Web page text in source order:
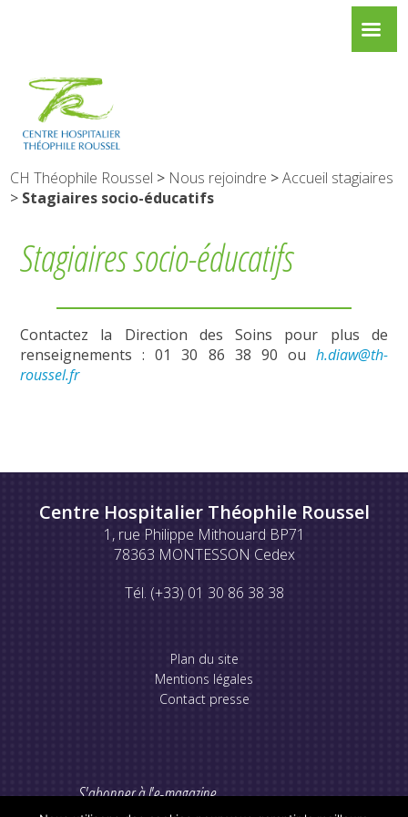
CH Théophile Roussel > Nous rejoindre >Accueil stagiaires
> Stagiaires socio-éducatifs
Stagiaires socio-éducatifs
Contactez la Direction des Soins pour plus de
renseignements : 01 30 86 38 90 ouh.diaw@th-
roussel.fr
Centre Hospitalier Théophile Roussel
1, rue Philippe Mithouard BP71
78363 MONTESSON Cedex
Tél. (+33) 01 30 86 38 38
Plan du site
Mentions légales
Contact presse
S'abonner à l'e-magazine